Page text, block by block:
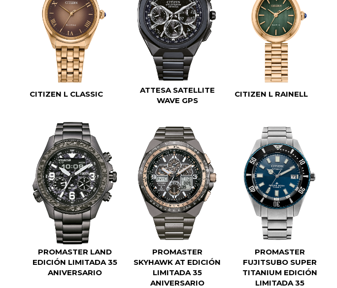
CITIZEN L CLASSIC
ATTESA SATELLITE
WAVE GPS
CITIZEN L RAINELL
PROMASTER LAND
EDICIÓN LIMITADA 35
ANIVERSARIO
PROMASTER
SKYHAWK AT EDICIÓN
LIMITADA 35
ANIVERSARIO
PROMASTER
FUJITSUBO SUPER
TITANIUM EDICIÓN
LIMITADA 35